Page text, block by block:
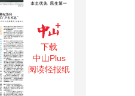
下载
中山Plus
阅读轻报纸